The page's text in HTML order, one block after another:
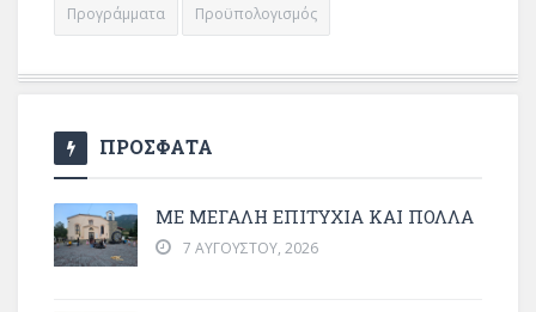
Προγράμματα Προϋπολογισμός
ΠΡΟΣΦΑΤΑ
ΜΕ ΜΕΓΆΛΗ ΕΠΙΤΥΧΊΑ ΚΑΙ ΠΟΛΛΆ
7 ΑΥΓΟΎΣΤΟΥ, 2026